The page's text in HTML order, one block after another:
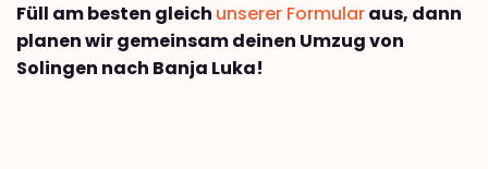
Füll am besten gleich unserer Formularaus, dann
planen wir gemeinsam deinen Umzug von
Solingen nach Banja Luka!